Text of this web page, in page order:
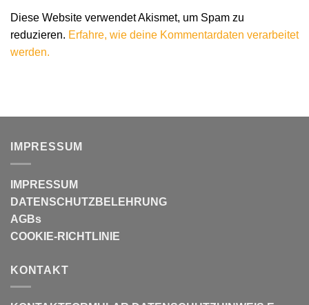
Diese Website verwendet Akismet, um Spam zu
reduzieren. Erfahre, wie deine Kommentardaten verarbeitet
werden.
IMPRESSUM
IMPRESSUM
DATENSCHUTZBELEHRUNG
AGBs
COOKIE-RICHTLINIE
KONTAKT